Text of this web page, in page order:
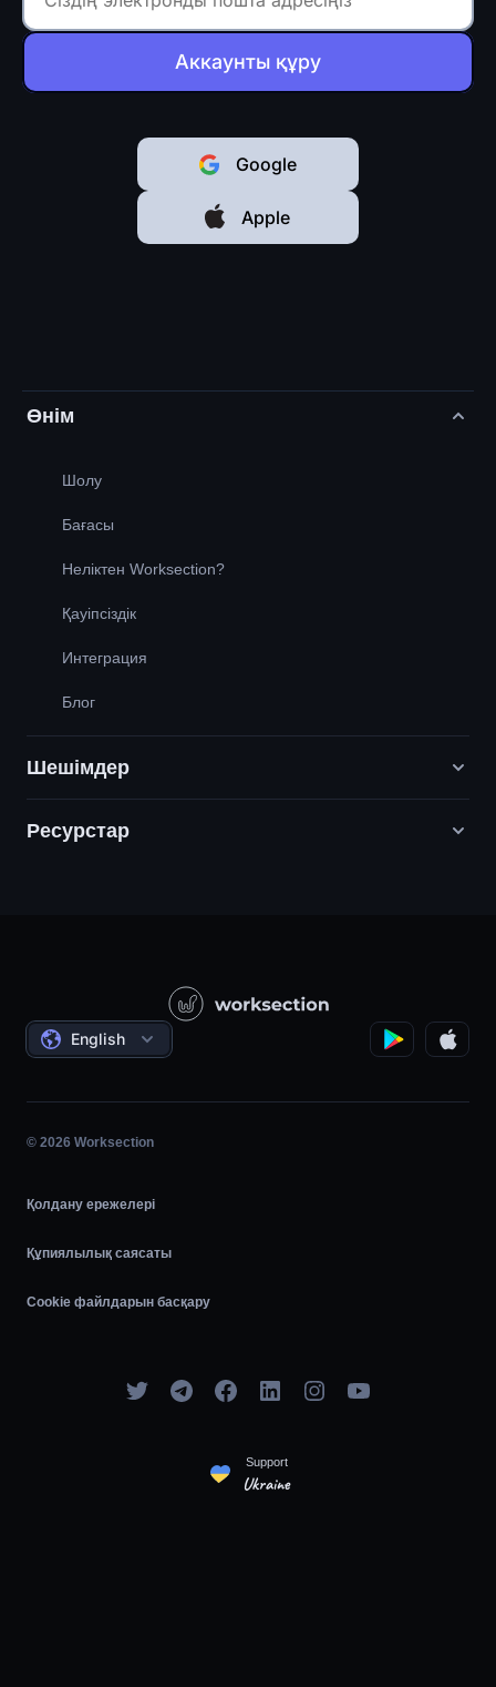
Аккаунты құру
Google
Apple
Өнім
Шолу
Бағасы
Неліктен Worksection?
Қауіпсіздік
Интеграция
Блог
Шешімдер
Цифрлық маркетинг агенттіктері
Әлеуметтік жобалар
Жобаны басқару
Сағаттық жұмыс
Шапшаң
Ресурстар
Келісімдер
English
© 2026 Worksection
Қолдану ережелері
Құпиялылық саясаты
Cookie файлдарын басқару
Support
Ukraine